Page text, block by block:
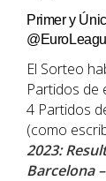
Primer y
El Sorteo
Partidos de
4 Partidos
(como
2023:
Barcelona